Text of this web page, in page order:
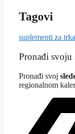
Tagovi
suplementi za
Pronađi svoju
Pronađi svoj
regionalnom